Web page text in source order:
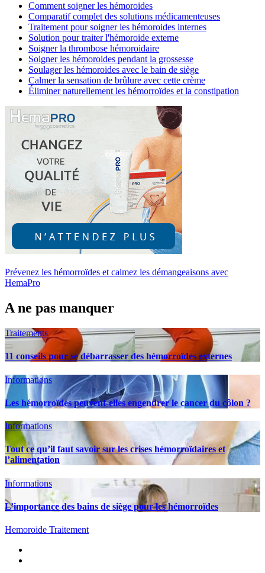
Comment soigner les hémoroides
Comparatif complet des solutions médicamenteuses
Traitement pour soigner les hémoroides internes
Solution pour traiter l'hémoroide externe
Soigner la thrombose hémoroidaire
Soigner les hémoroides pendant la grossesse
Soulager les hémoroides avec le bain de siège
Calmer la sensation de brûlure avec cette crème
Éliminer naturellement les hémorroïdes et la constipation
Prévenez les hémorroïdes et calmez les démangeaisons avec
HemaPro
A ne pas manquer
Traitements
11 conseils pour se débarrasser des hémorroïdes externes
Informations
Les hémorroïdes peuvent-elles engendrer le cancer du côlon ?
Informations
Tout ce qu’il faut savoir sur les crises hémorroïdaires et
l’alimentation
Informations
L’importance des bains de siège pour les hémorroïdes
Hemoroide Traitement